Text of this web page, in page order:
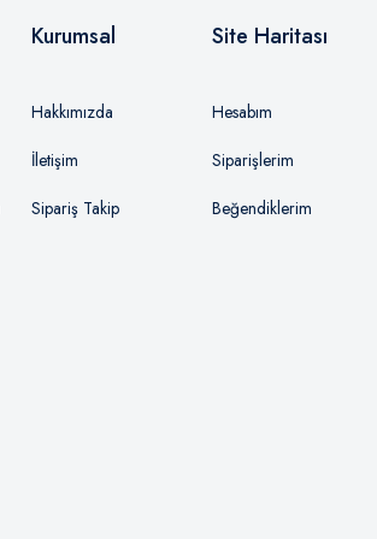
Kurumsal
Hakkımızda
İletişim
Sipariş Takip
Site Haritası
Hesabım
Siparişlerim
Beğendiklerim